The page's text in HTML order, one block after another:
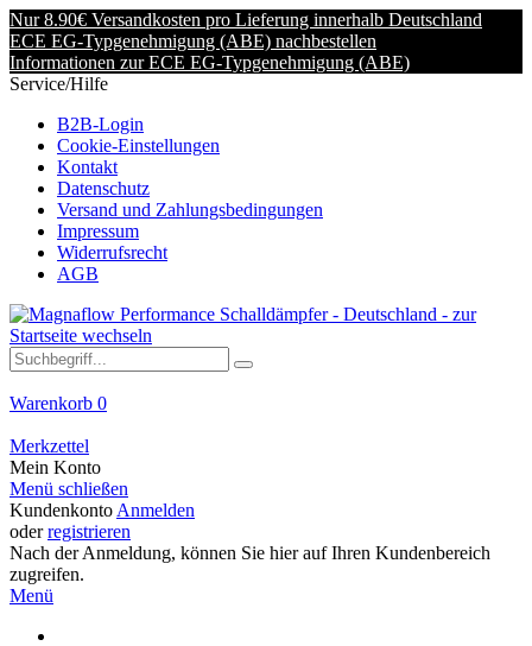
Nur 8.90€ Versandkosten pro Lieferung innerhalb Deutschland
ECE EG-Typgenehmigung (ABE) nachbestellen
Informationen zur ECE EG-Typgenehmigung (ABE)
Service/Hilfe
B2B-Login
Cookie-Einstellungen
Kontakt
Datenschutz
Versand und Zahlungsbedingungen
Impressum
Widerrufsrecht
AGB
Warenkorb 0
Merkzettel
Mein Konto
Menü schließen
Kundenkonto Anmelden
oderregistrieren
Nach der Anmeldung, können Sie hier auf Ihren Kundenbereich
zugreifen.
Menü